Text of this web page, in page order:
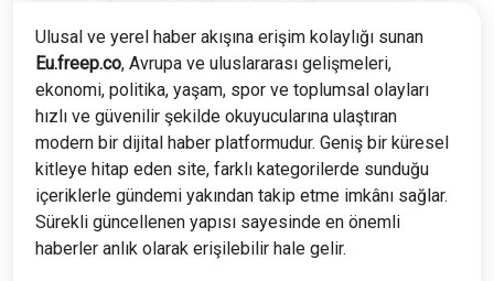
Ulusal ve yerel haber akışına erişim kolaylığı sunan
Eu.freep.co, Avrupa ve uluslararası gelişmeleri,
ekonomi, politika, yaşam, spor ve toplumsal olayları
hızlı ve güvenilir şekilde okuyucularına ulaştıran
modern bir dijital haber platformudur. Geniş bir küresel
kitleye hitap eden site, farklı kategorilerde sunduğu
içeriklerle gündemi yakından takip etme imkânı sağlar.
Sürekli güncellenen yapısı sayesinde en önemli
haberler anlık olarak erişilebilir hale gelir.